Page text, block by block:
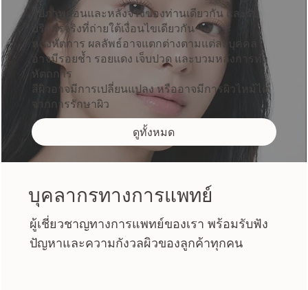
รูปภาพก่อนและหลังจริงของท่านเดียวกัน และรับ
บริการจริงที่ถ่ายใต้เงื่อนไขเดียวกัน
หลังหัตการ ผลลัพธ์อาจแตกต่างตามแต่ละบุคคล
อาจมีรอยช้ำ รอยแดง เจ็บปวด และบวมหลังการทำ
หัตถการ
สีผิวอาจมีการเปลี่ยนแปลง หรืออาจมีการผิวไหม้ได้
จากการรักษาผิว
ดูทั้งหมด
บุคลากรทางการแพทย์
ผู้เชี่ยวชาญทางการแพทย์ของเรา พร้อมรับฟัง
ปัญหาและความกังวลผิวของลูกค้าทุกคน